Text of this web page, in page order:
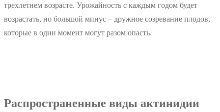
трехлетнем возрасте. Урожайность с каждым годом будет
возрастать, но большой минус – дружное созревание плодов,
которые в один момент могут разом опасть.
Распространенные виды актинидии